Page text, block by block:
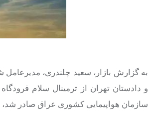
به گزارش بازار، سعید چلندری،
و دادستان تهران از ترمینال سلام
سازمان هواپیمایی کشوری عراق صادر شد، ۴۷ فروند از این هواپیماها به ظرفیت ناوگان اضافه شد.